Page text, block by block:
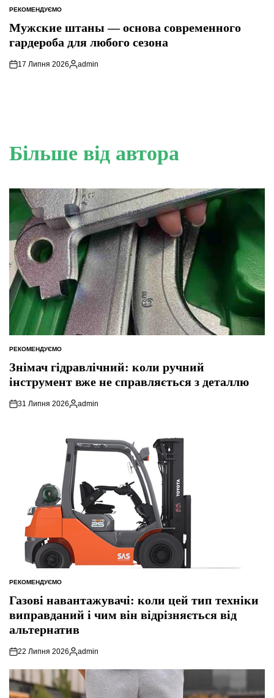
ОПУБЛІКУВАТИ
У
РЕКОМЕНДУЄМО
Мужские штаны — основа современного
гардероба для любого сезона
17 Липня 2026
Опубліковано
admin
Більше від автора
ОПУБЛІКУВАТИ
У
РЕКОМЕНДУЄМО
Знімач гідравлічний: коли ручний
інструмент вже не справляється з деталлю
31 Липня 2026
Опубліковано
admin
ОПУБЛІКУВАТИ
У
РЕКОМЕНДУЄМО
Газові навантажувачі: коли цей тип техніки
виправданий і чим він відрізняється від
альтернатив
22 Липня 2026
Опубліковано
admin